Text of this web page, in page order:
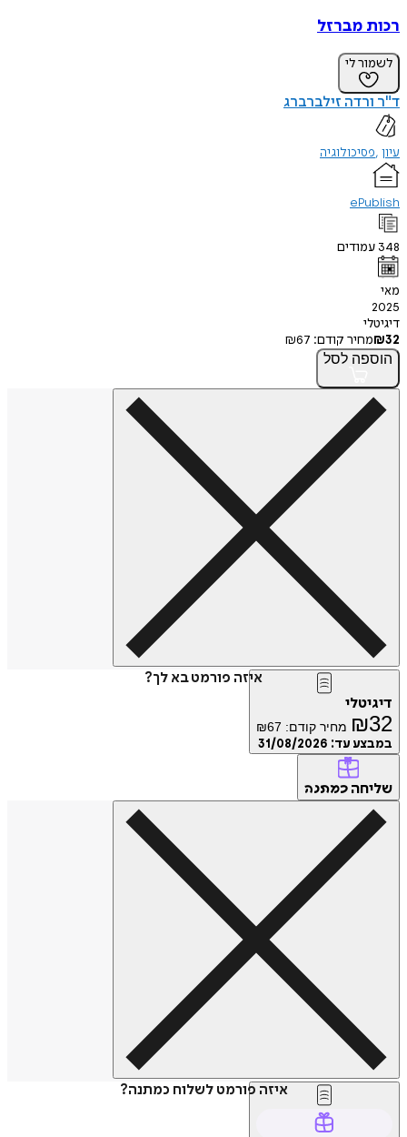
רכות מברזל
לשמור לי
ד"ר ורדה זילברברג
עיון פסיכולוגיה
ePublish
348 עמודים
מאי
2025
דיגיטלי
₪32 מחיר קודם: ₪67
הוספה לסל
איזה פורמט בא לך?
דיגיטלי
₪32 מחיר קודם: ₪67
במבצע עד: 31/08/2026
שליחה כמתנה
איזה פורמט לשלוח כמתנה?